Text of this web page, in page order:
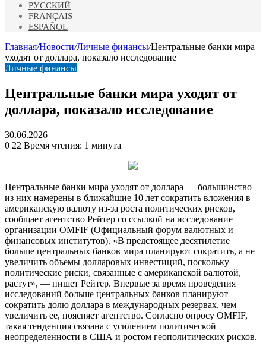
РУССКИЙ
FRANÇAIS
ESPAÑOL
Главная/Новости/Личные финансы/Центральные банки мира
уходят от доллара, показало исследование
Личные финансы
Центральные банки мира уходят от
доллара, показало исследование
30.06.2026
0 22 Время чтения: 1 минута
Центральные банки мира уходят от доллара — большинство
из них намерены в ближайшие 10 лет сократить вложения в
американскую валюту из-за роста политических рисков,
сообщает агентство Рейтер со ссылкой на исследование
организации OMFIF (Официальный форум валютных и
финансовых институтов). «В предстоящее десятилетие
больше центральных банков мира планируют сократить, а не
увеличить объемы долларовых инвестиций, поскольку
политические риски, связанные с американской валютой,
растут», — пишет Рейтер. Впервые за время проведения
исследований больше центральных банков планируют
сократить долю доллара в международных резервах, чем
увеличить ее, поясняет агентство. Согласно опросу OMFIF,
такая тенденция связана с усилением политической
неопределенности в США и ростом геополитических рисков.